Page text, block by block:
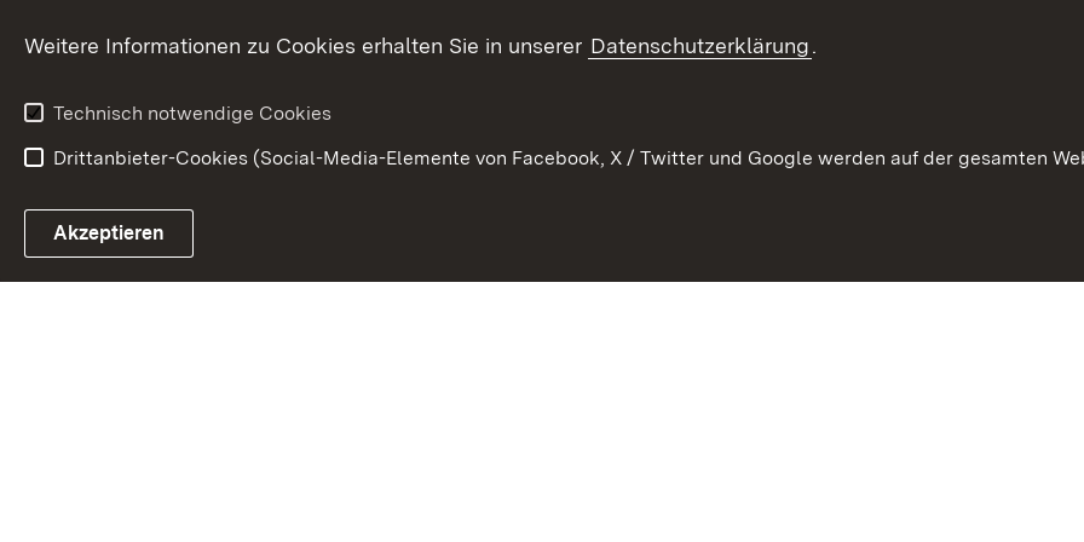
Link zum Landesportal
Weitere Informationen zu Cookies erhalten Sie in unserer Datenschutzerklärung.
Technisch notwendige Cookies
Drittanbieter-Cookies (Social-Media-Elemente von Facebook, X / Twitter und Google werden auf der gesamten
Akzeptieren